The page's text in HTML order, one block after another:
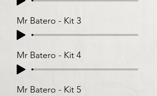
Mr Batero - Kit 3
Mr Batero - Kit 4
Mr Batero - Kit 5